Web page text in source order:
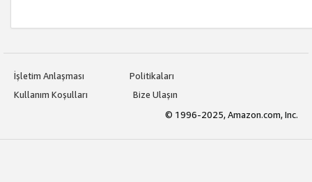
İşletim Anlaşması
Politikaları
Kullanım Koşulları
Bize Ulaşın
© 1996-2025, Amazon.com, Inc.